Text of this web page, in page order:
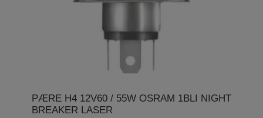
PÆRE H4 12V60 / 55W OSRAM 1BLI NIGHT
BREAKER LASER